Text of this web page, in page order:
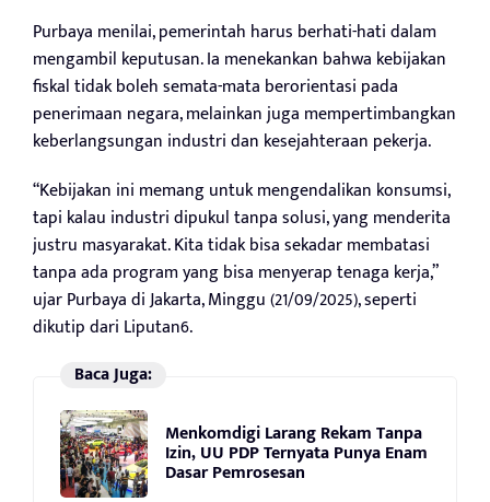
Purbaya menilai, pemerintah harus berhati-hati dalam
mengambil keputusan. Ia menekankan bahwa kebijakan
fiskal tidak boleh semata-mata berorientasi pada
penerimaan negara, melainkan juga mempertimbangkan
keberlangsungan industri dan kesejahteraan pekerja.
“Kebijakan ini memang untuk mengendalikan konsumsi,
tapi kalau industri dipukul tanpa solusi, yang menderita
justru masyarakat. Kita tidak bisa sekadar membatasi
tanpa ada program yang bisa menyerap tenaga kerja,”
ujar Purbaya di Jakarta, Minggu (21/09/2025), seperti
dikutip dari Liputan6.
Baca Juga:
Menkomdigi Larang Rekam Tanpa
Izin, UU PDP Ternyata Punya Enam
Dasar Pemrosesan